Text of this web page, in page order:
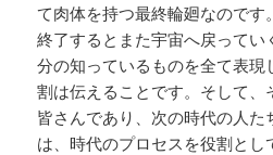
て肉体を持つ最終輪廻なので
終了するとまた宇宙へ戻ってい
分の知っているものを全て表
割は伝えることです。そして、
皆さんであり、次の時代の人た
は、時代のプロセスを役割とし